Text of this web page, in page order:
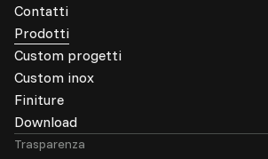
Contatti
Prodotti
Custom progetti
Custom inox
Finiture
Download
Trasparenza